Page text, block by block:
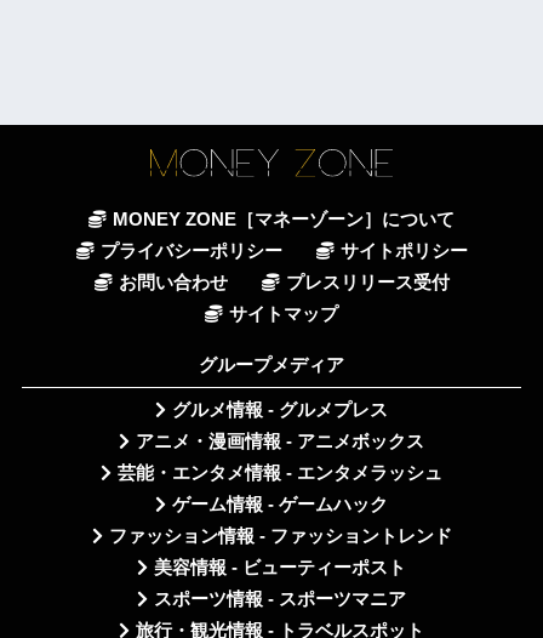
MONEY ZONE［マネーゾーン］について
プライバシーポリシー
サイトポリシー
お問い合わせ
プレスリリース受付
サイトマップ
グループメディア
グルメ情報 - グルメプレス
アニメ・漫画情報 - アニメボックス
芸能・エンタメ情報 - エンタメラッシュ
ゲーム情報 - ゲームハック
ファッション情報 - ファッショントレンド
美容情報 - ビューティーポスト
スポーツ情報 - スポーツマニア
旅行・観光情報 - トラベルスポット